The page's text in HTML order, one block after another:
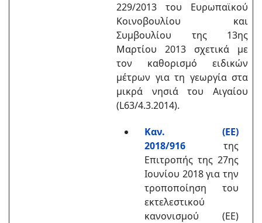
229/2013 του Ευρωπαϊκού
Κοινοβουλίου και
Συμβουλίου της 13ης
Μαρτίου 2013 σχετικά με
τον καθορισμό ειδικών
μέτρων για τη γεωργία στα
μικρά νησιά του Αιγαίου
(L63/4.3.2014).
Καν. (ΕΕ)
2018/916
της
Επιτροπής της 27ης
Ιουνίου 2018 για την
τροποποίηση του
εκτελεστικού
κανονισμού (ΕΕ)